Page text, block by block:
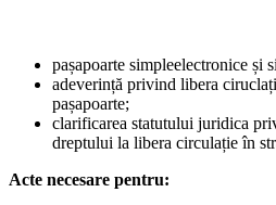
pașapoarte simpleelectronice și
adeverință privind libera
pașapoarte;
clarificarea statutului juridica
dreptului la libera circulație în
Acte necesare pentru: